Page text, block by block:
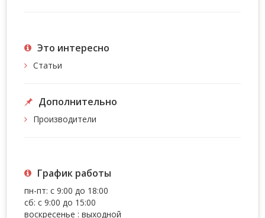
Это интересно
Статьи
Дополнительно
Производители
График работы
пн-пт: с 9:00 до 18:00
сб: с 9:00 до 15:00
воскресенье : выходной